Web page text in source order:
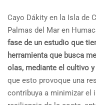
Cayo Dákity en la Isla de
Palmas del Mar en
fase de un estudio que
herramienta que busca
olas, mediante el cultivo
que esto provoque una
contribuya a minimizar el